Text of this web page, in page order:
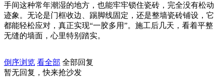
手间这种常年潮湿的地方，也能牢牢锁住瓷砖，完全没有松动
迹象。无论是门框收边、踢脚线固定，还是整墙瓷砖铺设，它
都能轻松应对，真正实现“一胶多用”️。施工后几天，看着平整
无缝的墙面，心里特别踏实。
倒序浏览 看全部 全部回复
暂无回复，快来抢沙发